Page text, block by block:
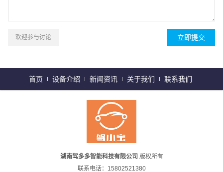
欢迎参与讨论
首页 设备介绍 新闻资讯 关于我们 联系我们
湖南驾多多智能科技有限公司 版权所有
联系电话：15802521380